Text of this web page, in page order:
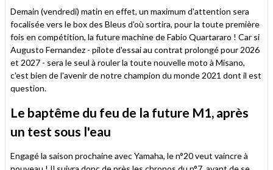
Demain (vendredi) matin en effet, un maximum d'attention sera
focalisée vers le box des Bleus d'où sortira, pour la toute première
fois en compétition, la future machine de Fabio Quartararo ! Car si
Augusto Fernandez - pilote d'essai au contrat prolongé pour 2026
et 2027 - sera le seul à rouler la toute nouvelle moto à Misano,
c'est bien de l'avenir de notre champion du monde 2021 dont il est
question.
Le baptême du feu de la future M1, après
un test sous l'eau
Engagé la saison prochaine avec Yamaha, le n°20 veut vaincre à